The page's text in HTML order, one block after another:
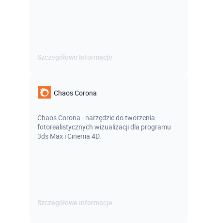
Szczegółowe informacje
Chaos Corona
Chaos Corona - narzędzie do tworzenia
fotorealistycznych wizualizacji dla programu
3ds Max i Cinema 4D.
Szczegółowe informacje